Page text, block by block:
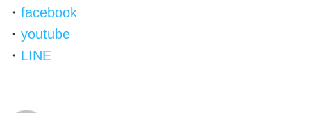
・ facebook
・ youtube
・ LINE